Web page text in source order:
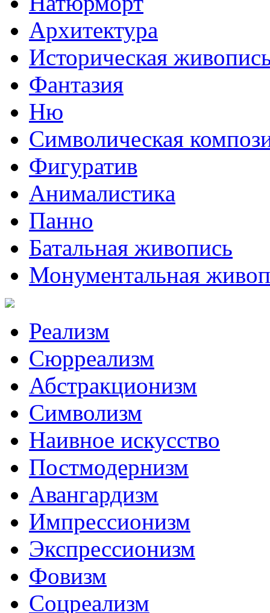
Архитектура
Историческая
Фантазия
Ню
Символическая
Фигуратив
Анималистикa
Панно
Батальная живопись
Монументальная
Реализм
Сюрреализм
Абстракционизм
Символизм
Наивное искусство
Постмодернизм
Авангардизм
Импрессионизм
Экспрессионизм
Фовизм
Соцреализм